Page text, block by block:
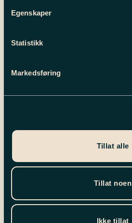
Egenskaper
Statistikk
Markedsføring
Tillat alle
Tillat noen
Ikke tillat